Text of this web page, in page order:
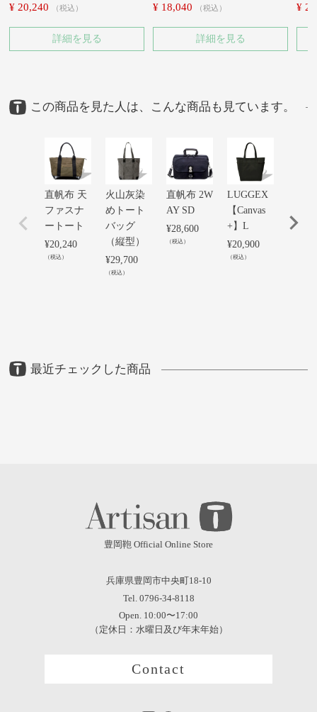
¥ 20,240 税込
詳細を見る
¥ 18,040 税込
詳細を見る
¥
この商品を見た人は、こんな商品も見ています。
直帆布 天
ファスナ
ートート
¥20,240
（税込）
火山灰染
めトート
バッグ
（縦型）
¥29,700
（税込）
直帆布 2W
AY SD
¥28,600
（税込）
LUGGEX
【Canvas
+】L
¥20,900
（税込）
¥
最近チェックした商品
豊岡鞄 Official Online Store
兵庫県豊岡市中央町18-10
Tel. 0796-34-8118
Open. 10:00〜17:00
（定休日：水曜日及び年末年始）
Contact